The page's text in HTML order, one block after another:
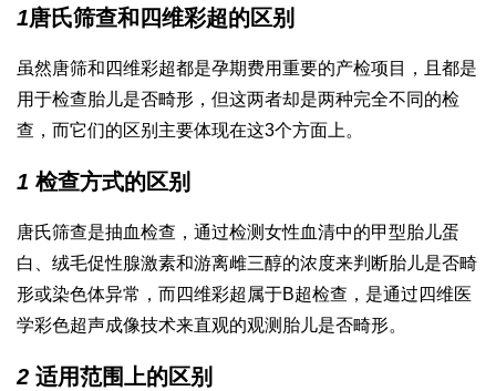
1唐氏筛查和四维彩超的区别
虽然唐筛和四维彩超都是孕期费用重要的产检项目，且都是
用于检查胎儿是否畸形，但这两者却是两种完全不同的检
查，而它们的区别主要体现在这3个方面上。
1 检查方式的区别
唐氏筛查是抽血检查，通过检测女性血清中的甲型胎儿蛋
白、绒毛促性腺激素和游离雌三醇的浓度来判断胎儿是否畸
形或染色体异常，而四维彩超属于B超检查，是通过四维医
学彩色超声成像技术来直观的观测胎儿是否畸形。
2 适用范围上的区别